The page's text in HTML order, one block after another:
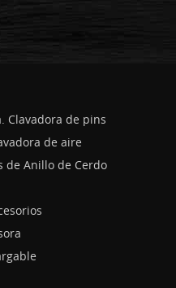
Clavadora de pins
de aire
de Anillo de Cerdo